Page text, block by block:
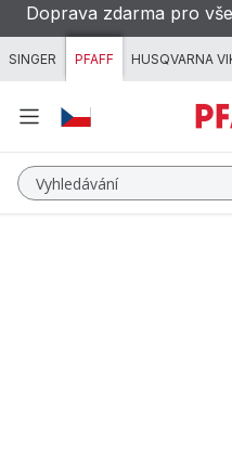
Doprava zdarma pro
SINGER PFAFF HUSQVARNA
Vyhledávání